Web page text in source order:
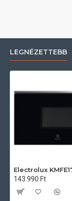
LEGNÉZETTEBB
143 990 Ft